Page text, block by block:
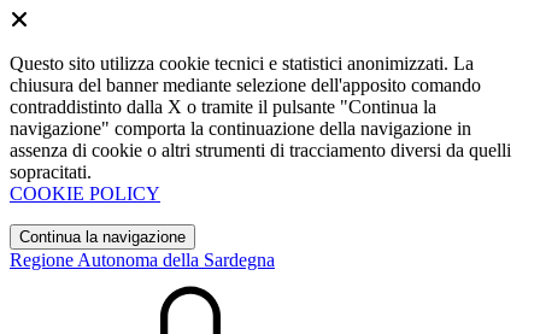
Questo sito utilizza cookie tecnici e statistici anonimizzati. La
chiusura del banner mediante selezione dell'apposito comando
contraddistinto dalla X o tramite il pulsante "Continua la
navigazione" comporta la continuazione della navigazione in
assenza di cookie o altri strumenti di tracciamento diversi da quelli
sopracitati.
COOKIE POLICY
Continua la navigazione
Regione Autonoma della Sardegna